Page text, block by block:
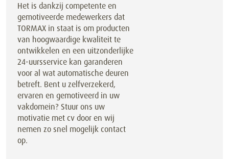
Het is dankzij competente en
gemotiveerde medewerkers dat
TORMAX in staat is om producten
van hoogwaardige kwaliteit te
ontwikkelen en een uitzonderlijke
24-uursservice kan garanderen
voor al wat automatische deuren
betreft. Bent u zelfverzekerd,
ervaren en gemotiveerd in uw
vakdomein? Stuur ons uw
motivatie met cv door en wij
nemen zo snel mogelijk contact
op.